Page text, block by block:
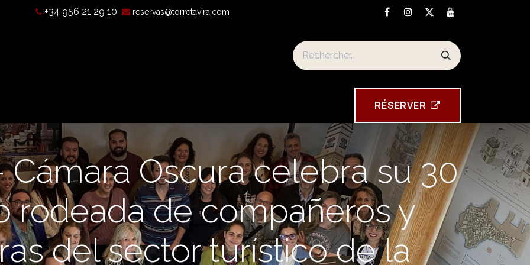
+34 956 21 29 10 reservas@torretavira.com
RÉSE​​​​RVER
Cámara Oscura celebra su 30
rodeada de compañeros y
del sector turístico de la